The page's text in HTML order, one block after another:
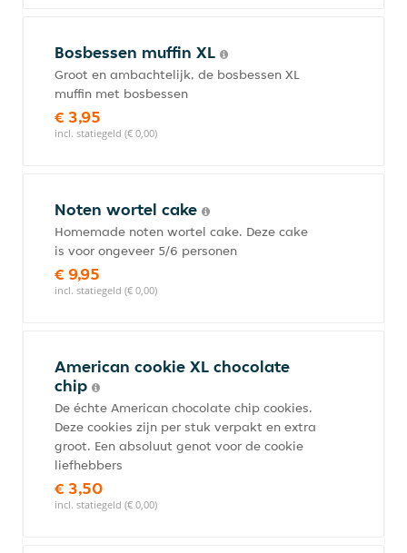
Bosbessen muffin XL
Groot en ambachtelijk, de bosbessen XL
muffin met bosbessen
€ 3,95
incl. statiegeld (€ 0,00)
Noten wortel cake
Homemade noten wortel cake. Deze cake
is voor ongeveer 5/6 personen
€ 9,95
incl. statiegeld (€ 0,00)
American cookie XL chocolate
chip
De échte American chocolate chip cookies.
Deze cookies zijn per stuk verpakt en extra
groot. Een absoluut genot voor de cookie
liefhebbers
€ 3,50
incl. statiegeld (€ 0,00)